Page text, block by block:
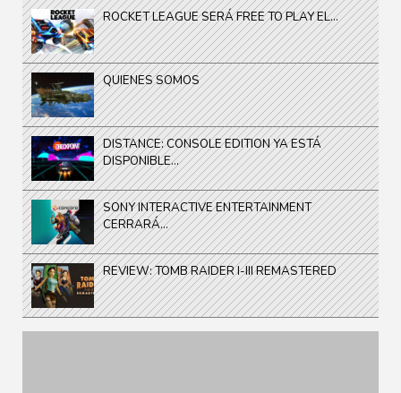
ROCKET LEAGUE SERÁ FREE TO PLAY EL...
QUIENES SOMOS
DISTANCE: CONSOLE EDITION YA ESTÁ
DISPONIBLE...
SONY INTERACTIVE ENTERTAINMENT
CERRARÁ...
REVIEW: TOMB RAIDER I-III REMASTERED